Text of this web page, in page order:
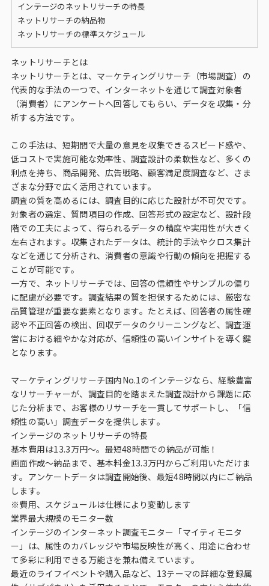
市場・顧客理解に関する課題
商品／サービス開発に関する課題
施策実行に関する課題
モニタリング／フォローに関する課題
インテージの海外調査
事例紹介
マーケティング用語集
コーポレートサイト
データ活用法・トレンド情報
インテージのネットリサーチの特長
ネットリサーチの納品物
ネットリサーチの標準スケジュール
ネットリサーチとは
ネットリサーチとは、マーケティングリサーチ（市場調査）の
代表的な手法の一つで、インターネットを通じて調査対象者
（消費者）にアンケートへ回答してもらい、データを収集・分
析する方法です。
この手法は、短期間で大量の意見を収集できるスピード感や、
低コストで実施可能な効率性、調査設計の柔軟性など、多くの
利点を持ち、商品開発、広告戦略、顧客満足度調査など、さま
ざまな分野で広く活用されています。
調査の質を高めるには、調査目的に応じた設計が不可欠です。
対象者の選定、質問項目の作成、回答形式の設定など、設計段
階での工夫によって、得られるデータの精度や実用性が大きく
左右されます。収集されたデータは、統計的手法やクロス集計
などを通じて分析され、消費者の意識や行動の傾向を把握する
ことが可能です。
一方で、ネットリサーチでは、回答の信頼性やサンプルの偏り
に配慮が必要です。調査結果の質を担保するためには、厳密な
品質管理が重要な要素となります。たとえば、回答者の属性確
認や不正回答の検出、回収データのクリーニングなど、調査運
営における細やかな対応が、信頼性の高いインサイトを導く鍵
となります。
マーケティングリサーチ国内No.1のインテージなら、経験豊富
なリサーチャーが、調査目的を踏まえた調査設計から課題に応
じた分析まで、お客様のリサーチを一貫してサポートし、「信
頼性の高い」調査データを提供します。
インテージのネットリサーチの特長
基本費用は13.3万円～。最短48時間での納品が可能！
画面作成～納品まで、基本料金13.3万円からご利用いただけま
す。アンケートデータは調査開始後、最短48時間以内にご納品
します。
※費用、スケジュールは仕様により変動します
業界最大規模のモニター数
インテージのインターネット調査モニター「マイティモニタ
ー」は、属性のカバレッジや市場反映性が高く、用途に合わせ
て多彩に利用できる万能さを兼ね備えています。
最近のライフイベントや購入品など、13テーマの詳細な登録属